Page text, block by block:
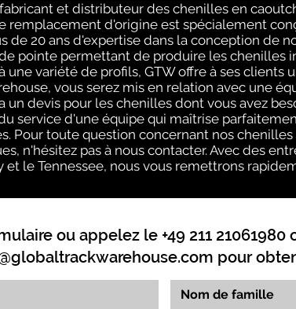
et distributeur des chenilles en
remplacement d'origine est spécialement
de 20 ans d'expertise dans la conception de
pointe permettant de produire les chenilles
une variété de profils, GTW offre à ses clients
vous serez mis en relation avec une
un devis pour les chenilles dont vous avez
service d'une équipe qui maîtrise
Pour toute question concernant nos
n'hésitez pas à nous contacter. Avec des
et le Tennessee, nous vous remettrons
ou appelez le +49 211
pour